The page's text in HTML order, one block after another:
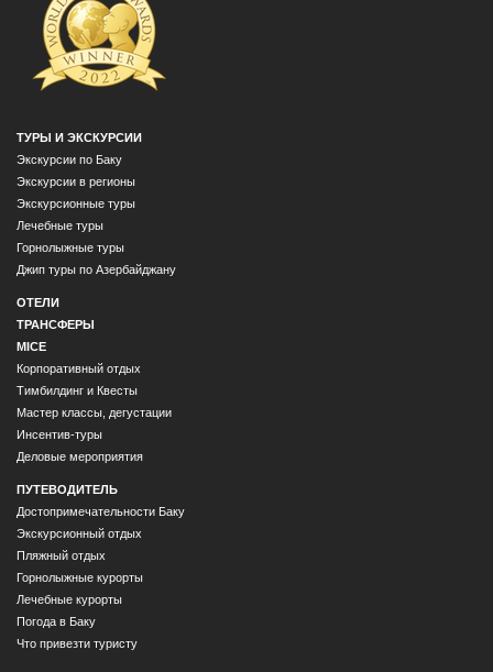
ТУРЫ И ЭКСКУРСИИ
Экскурсии по Баку
Экскурсии в регионы
Экскурсионные туры
Лечебные туры
Горнолыжные туры
Джип туры по Азербайджану
ОТЕЛИ
ТРАНСФЕРЫ
MICE
Корпоративный отдых
Тимбилдинг и Квесты
Мастер классы, дегустации
Инсентив-туры
Деловые мероприятия
ПУТЕВОДИТЕЛЬ
Достопримечательности Баку
Экскурсионный отдых
Пляжный отдых
Горнолыжные курорты
Лечебные курорты
Погода в Баку
Что привезти туристу